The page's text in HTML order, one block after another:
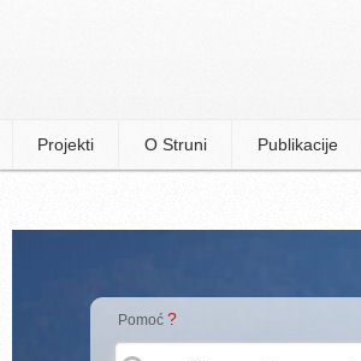
Projekti O Struni Publikacije
Pomoć ?